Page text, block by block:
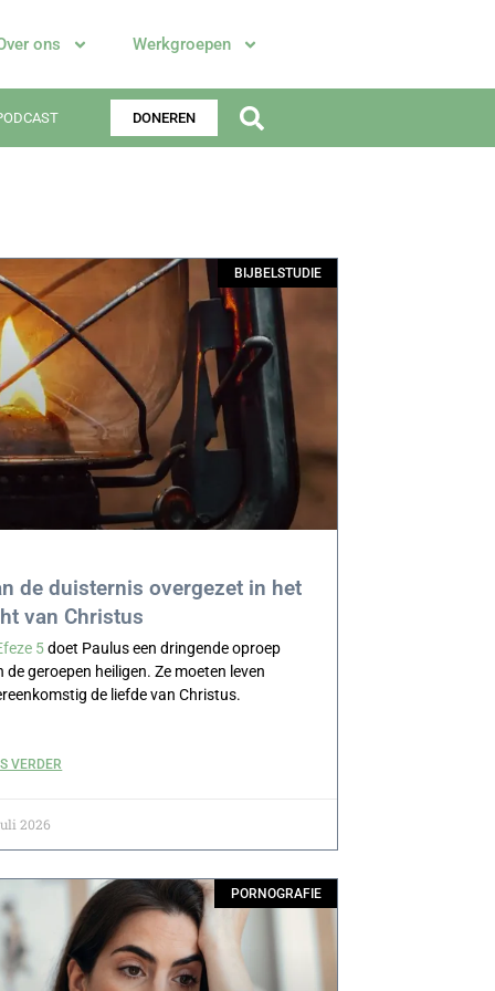
ons Werkgroepen
DONEREN
BIJBELSTUDIE
de duisternis overgezet in het
van Christus
5doet Paulus een dringende oproep
de geroepen heiligen. Ze moeten leven
de liefde van Christus.
VERDER
2026
PORNOGRAFIE